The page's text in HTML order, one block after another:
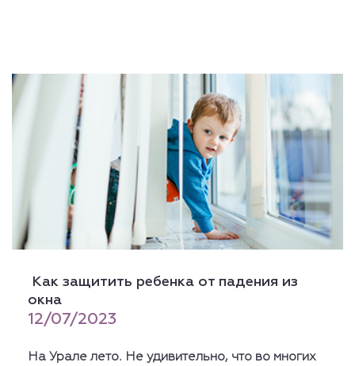
Как защитить ребенка от падения из
окна
12/07/2023
На Урале лето. Не удивительно, что во многих